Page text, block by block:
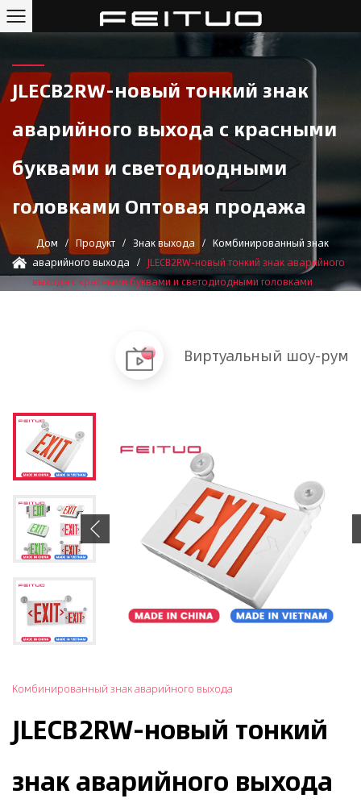
JLECB2RW-новый тонкий знак
аварийного выхода с красными
буквами и светодиодными
головками Оптовая продажа
Дом / Продукт / Знак выхода / Комбинированный знак
аварийного выхода / JLECB2RW-новый тонкий знак аварийного
выхода с красными буквами и светодиодными головками
Виртуальный шоу-рум
Previous
Комбинированный знак аварийного выхода
JLECB2RW-новый тонкий
знак аварийного выхода